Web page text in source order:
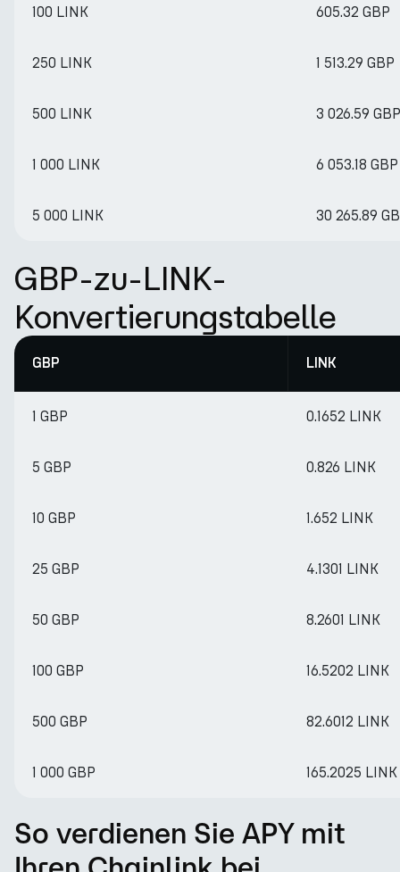
100 LINK 605.32 GBP
250 LINK 1 513.29 GBP
500 LINK 3 026.59 GBP
1 000 LINK 6 053.18 GBP
5 000 LINK 30 265.89
GBP-zu-LINK-
Konvertierungstabelle
GBP LINK
1 GBP 0.1652 LINK
5 GBP 0.826 LINK
10 GBP 1.652 LINK
25 GBP 4.1301 LINK
50 GBP 8.2601 LINK
100 GBP 16.5202 LINK
500 GBP 82.6012 LINK
1 000 GBP 165.2025 LINK
So verdienen Sie APY mit